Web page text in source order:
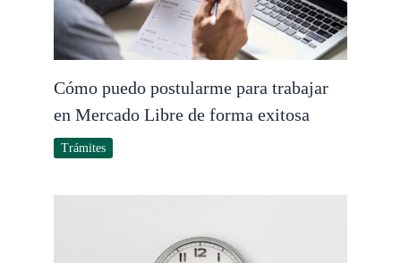
Cómo puedo postularme para trabajar
en Mercado Libre de forma exitosa
Trámites